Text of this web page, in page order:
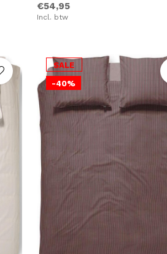
€54,95
Incl. btw
SALE
-40%